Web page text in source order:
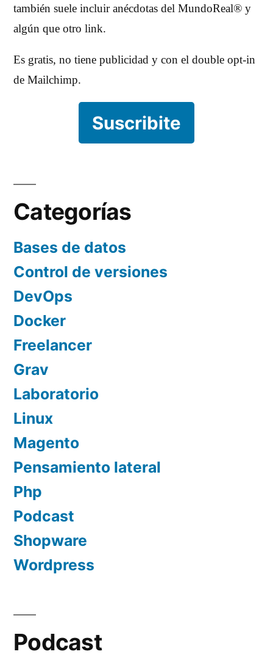
también suele incluir anécdotas del MundoReal® y
algún que otro link.
Es gratis, no tiene publicidad y con el double opt-in
de Mailchimp.
Suscribite
Categorías
Bases de datos
Control de versiones
DevOps
Docker
Freelancer
Grav
Laboratorio
Linux
Magento
Pensamiento lateral
Php
Podcast
Shopware
Wordpress
Podcast